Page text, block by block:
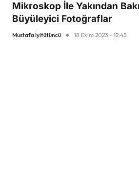
Mikroskop İle Yakından
Büyüleyici Fotoğraflar
Mustafa İyitütüncü 18 Ekim 2023 - 12:45